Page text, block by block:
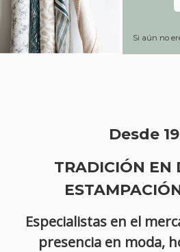
Si aún no
Desde
TRADICIÓN EN
Especialistas en el
presencia en moda,